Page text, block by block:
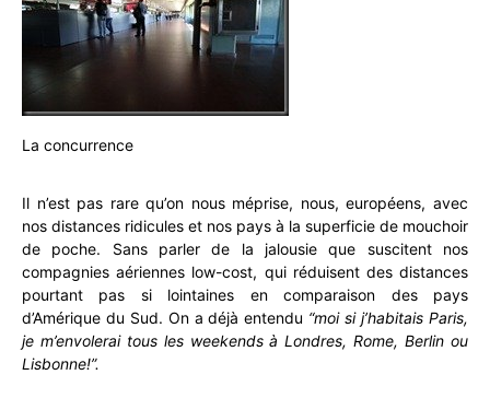
La concurrence
Il n’est pas rare qu’on nous méprise, nous, européens, avec
nos distances ridicules et nos pays à la superficie de mouchoir
de poche. Sans parler de la jalousie que suscitent nos
compagnies aériennes low-cost, qui réduisent des distances
pourtant pas si lointaines en comparaison des pays
d’Amérique du Sud. On a déjà entendu “moi si j’habitais Paris,
je m’envolerai tous les weekends à Londres, Rome, Berlin ou
Lisbonne!”.